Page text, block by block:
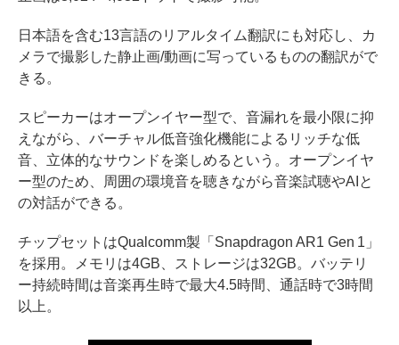
日本語を含む13言語のリアルタイム翻訳にも対応し、カ
メラで撮影した静止画/動画に写っているものの翻訳がで
きる。
スピーカーはオープンイヤー型で、音漏れを最小限に抑
えながら、バーチャル低音強化機能によるリッチな低
音、立体的なサウンドを楽しめるという。オープンイヤ
ー型のため、周囲の環境音を聴きながら音楽試聴やAIと
の対話ができる。
チップセットはQualcomm製「Snapdragon AR1 Gen 1」
を採用。メモリは4GB、ストレージは32GB。バッテリ
ー持続時間は音楽再生時で最大4.5時間、通話時で3時間
以上。